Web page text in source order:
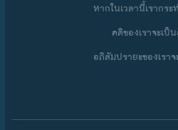
หากในเวลานี้เรากระ
คติของเราจะเป็
อภิสัมปรายะของเรา